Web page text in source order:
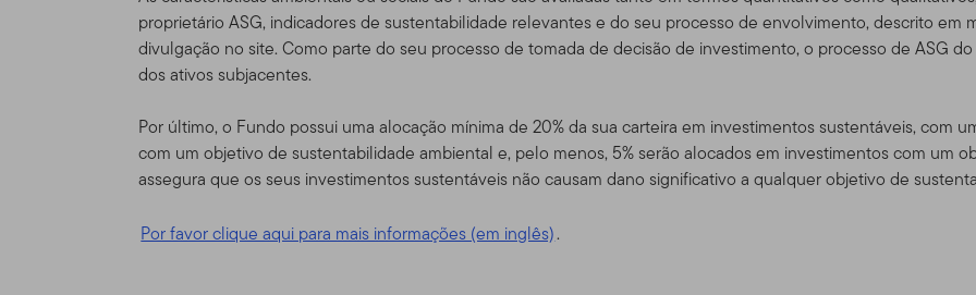
proprietário ASG, indicadores de sustentabilidade relevantes e do seu processo de envolvimento, descrito em
divulgação no site. Como parte do seu processo de tomada de decisão de investimento, o processo de ASG
dos ativos subjacentes.
Por último, o Fundo possui uma alocação mínima de 20% da sua carteira em investimentos sustentáveis, com
com um objetivo de sustentabilidade ambiental e, pelo menos, 5% serão alocados em investimentos com um
assegura que os seus investimentos sustentáveis não causam dano significativo a qualquer objetivo de
Por favor clique aqui para mais informações (em inglês).
depois dos Termos de Uso acrescentados serem postados, estará pressuposto que
conforme corrigido.
Responsabilidade do Site
Esse Site é provido como um serviço, e para fins exclusivamente de informação, pela
Distributors, Ltd. ("TGAL" ou "Nós") – não é mantido pelos Fundos da Franklin. A Franklin
uma organização de investimento global que opera como Franklin Templeton Investments.
globalmente a acionistas, bem como serviços do tipo Franklin, Templeton and Franklin